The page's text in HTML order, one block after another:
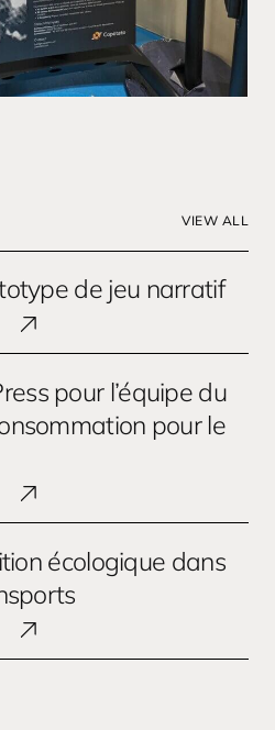
VIEW ALL
de jeu narratif
pour l’équipe du
pour le
écologique dans